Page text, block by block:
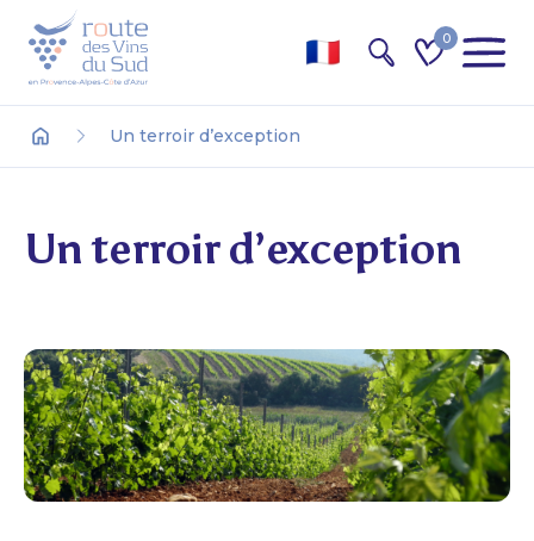
0
Un terroir d’exception
Un terroir d’exception